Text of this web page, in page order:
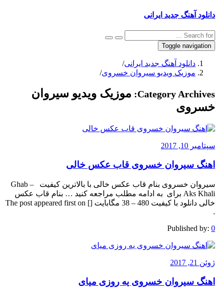
دانلود آهنگ جدید ایرانی
Toggle navigation
دانلود آهنگ جدید ایرانی/
موزیک ویدیو سیروان خسروی/
Category Archives:
موزیک ویدیو سیروان
خسروی
سپتامبر 10, 2017
اهنگ سیروان خسروی قاب عکس خالی
سیروان خسروی بنام قاب عکس خالی با بالاترین کیفیت – Ghab
Aks Khali برای به ادامه مطلب مراجعه کنید … بنام قاب عکس
خالی دانلود با کیفیت 480 – 38 مگابایت [] The post appeared first on
.
Published by: 0
ژوئن 21, 2017
اهنگ سیروان خسروی یه روزی میای